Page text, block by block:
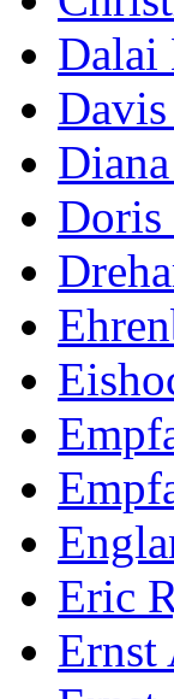
Dalai
Doris
Eric
Ernst